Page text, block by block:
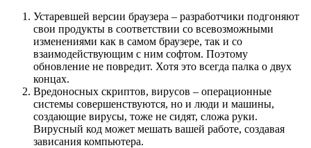
Устаревшей версии браузера – разработчики подгоняют
свои продукты в соответствии со всевозможными
изменениями как в самом браузере, так и со
взаимодействующим с ним софтом. Поэтому
обновление не повредит. Хотя это всегда палка о двух
концах.
Вредоносных скриптов, вирусов – операционные
системы совершенствуются, но и люди и машины,
создающие вирусы, тоже не сидят, сложа руки.
Вирусный код может мешать вашей работе, создавая
зависания компьютера.